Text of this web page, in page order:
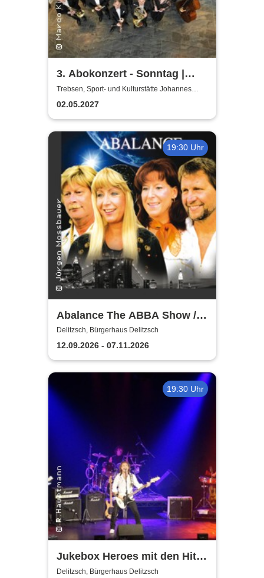
3. Abokonzert - Sonntag |
Sächsische
Bläserphilharmonie
Trebsen, Sport- und Kulturstätte Johannes
Wiede
02.05.2027
19:30 Uhr
Abalance The ABBA Show /
Revival Show - a tribute to
ABBA
Delitzsch, Bürgerhaus Delitzsch
12.09.2026 - 07.11.2026
19:30 Uhr
Jukebox Heroes mit den Hits
von Sweet, Slade u.v.a. - 2027
Delitzsch, Bürgerhaus Delitzsch